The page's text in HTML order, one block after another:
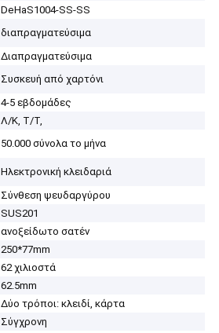
DeHaS1004-SS-SS
διαπραγματεύσιμα
Διαπραγματεύσιμα
Συσκευή από χαρτόνι
4-5 εβδομάδες
Λ/Κ, Τ/Τ,
50.000 σύνολα το μήνα
Ηλεκτρονική κλειδαριά
Σύνθεση ψευδαργύρου
SUS201
ανοξείδωτο σατέν
250*77mm
62 χιλιοστά
62.5mm
Δύο τρόποι: κλειδί, κάρτα
Σύγχρονη